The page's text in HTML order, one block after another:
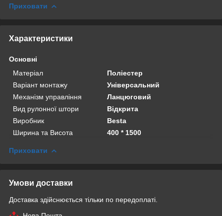
Приховати
Характеристики
Основні
Матеріал
Поліестер
Варіант монтажу
Універсальний
Механізм управління
Ланцюговий
Вид рулонної штори
Відкрита
Виробник
Besta
Ширина та Висота
400 * 1500
Приховати
Умови доставки
Доставка здійснюється тільки по передоплаті.